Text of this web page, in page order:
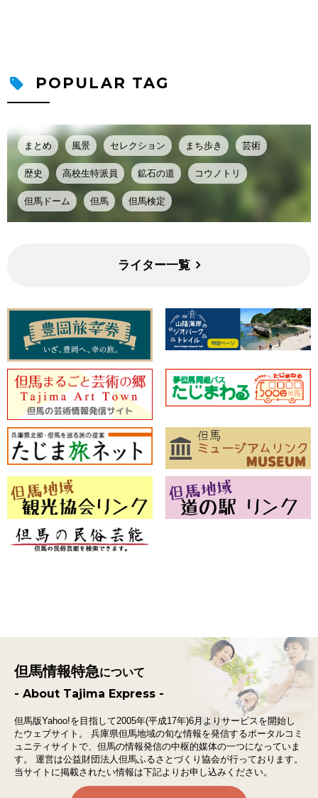
POPULAR TAG
まとめ 風景 セレクション まち歩き 芸術
歴史 高校生特派員 鉱石の道 コウノトリ
但馬ドーム 但馬 但馬検定
ライター一覧
但馬情報特急について
- About Tajima Express -
但馬版Yahoo!を目指して2005年(平成17年)6月よりサービスを開始し
たウェブサイト。
兵庫県但馬地域の旬な情報を発信するポータルコミ
ュニティサイトで、 但馬の情報発信の中枢的媒体の一つになっていま
す。
運営は公益財団法人但馬ふるさとづくり協会が行っております。
当サイトに掲載されたい情報は下記よりお申し込みください。